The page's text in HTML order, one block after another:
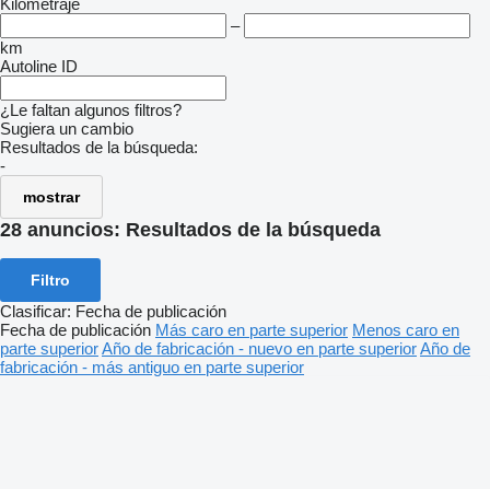
Kilometraje
–
km
Autoline ID
¿Le faltan algunos filtros?
Sugiera un cambio
Resultados de la búsqueda:
-
mostrar
28 anuncios: Resultados de la búsqueda
Filtro
Clasificar: Fecha de publicación
Fecha de publicación Más caro en parte superior Menos caro en
parte superiorAño de fabricación - nuevo en parte superiorAño de
fabricación - más antiguo en parte superior